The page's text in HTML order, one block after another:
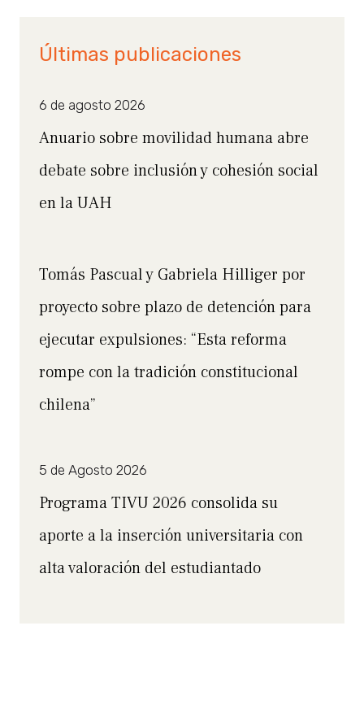
Últimas publicaciones
6 de agosto 2026
Anuario sobre movilidad humana abre
debate sobre inclusión y cohesión social
en la UAH
Tomás Pascual y Gabriela Hilliger por
proyecto sobre plazo de detención para
ejecutar expulsiones: “Esta reforma
rompe con la tradición constitucional
chilena”
5 de Agosto 2026
Programa TIVU 2026 consolida su
aporte a la inserción universitaria con
alta valoración del estudiantado